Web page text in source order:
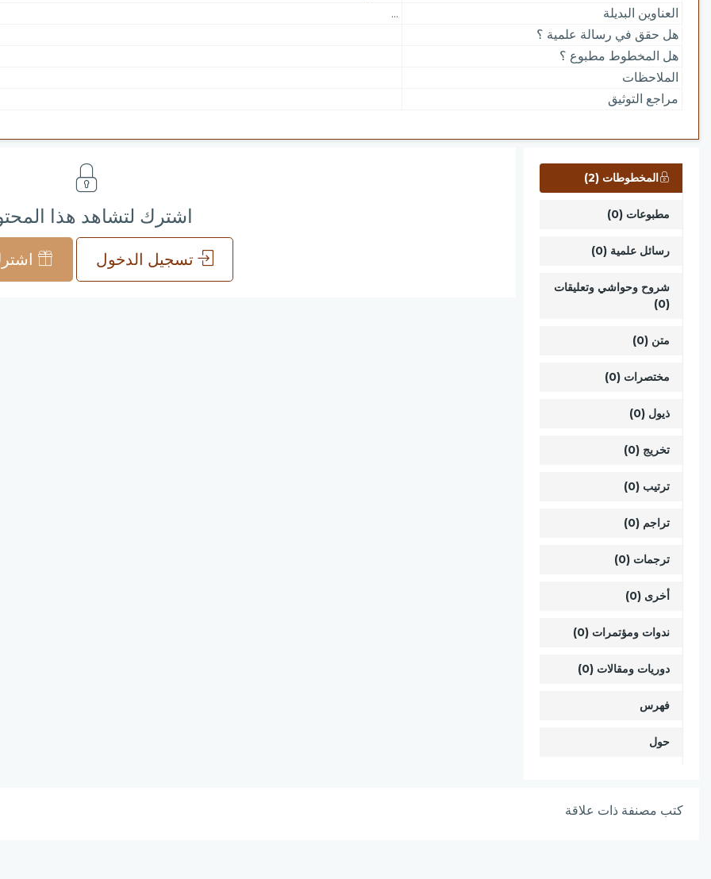
العناوين البديلة
...
هل حقق في رسالة علمية ؟
هل المخطوط مطبوع ؟
الملاحظات
مراجع التوثيق
المخطوطات (2)
مطبوعات (0)
رسائل علمية (0)
شروح وحواشي وتعليقات
(0)
متن (0)
مختصرات (0)
ذيول (0)
تخريج (0)
ترتيب (0)
تراجم (0)
ترجمات (0)
أخرى (0)
ندوات ومؤتمرات (0)
دوريات ومقالات (0)
فهرس
حول
اشترك لتشاهد هذا
تسجيل الدخول
كتب مصنفة ذات علاقة